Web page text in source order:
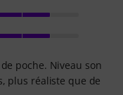
poche. Niveau son
plus réaliste que de